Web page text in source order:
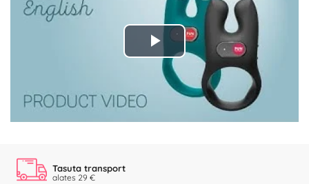
Play
Video
Tasuta transport
alates 29 €